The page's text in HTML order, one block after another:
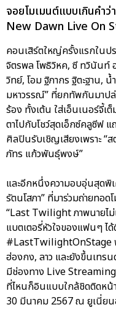
จอยโมเมนต์แบบเกินคำ
New Dawn Live On
คอนเสิร์ตใหญ่ครั้งแรกในป
จิตรพล โพธิวิหค, ซี ทวินันท์
วิทย์, โอม ฐิภากร ฐิตะฐาน,
มหาวรรณ์” ที่ยกทัพกันมาป
ร้อง ทั้งเต้น ใส่เอ็นเนอร์จี้เ
ตาไปกับโชว์สุดเอ็กซ์คลูซีฟ
ศิลปินรับเชิญเสียงเพราะ “
ภัทร แก้วพันธุ์พงษ์”
และอีกหนึ่งความอบอุ่นสุด
รัตนโสภา” ที่มาร่วมถ่ายทอ
“Last Twilight ภาพนายไม่
แบตเตอรี่หัวใจของแฟนๆ ไ
#LastTwilightOnStage
ฮ่องกง, ลาว และยังขึ้นเท
มีช่องทาง Live
ที่ไหนก็อินแบบใกล้ชิดติดหน้
30 มีนาคม 2567 ณ ยูเนี่ย